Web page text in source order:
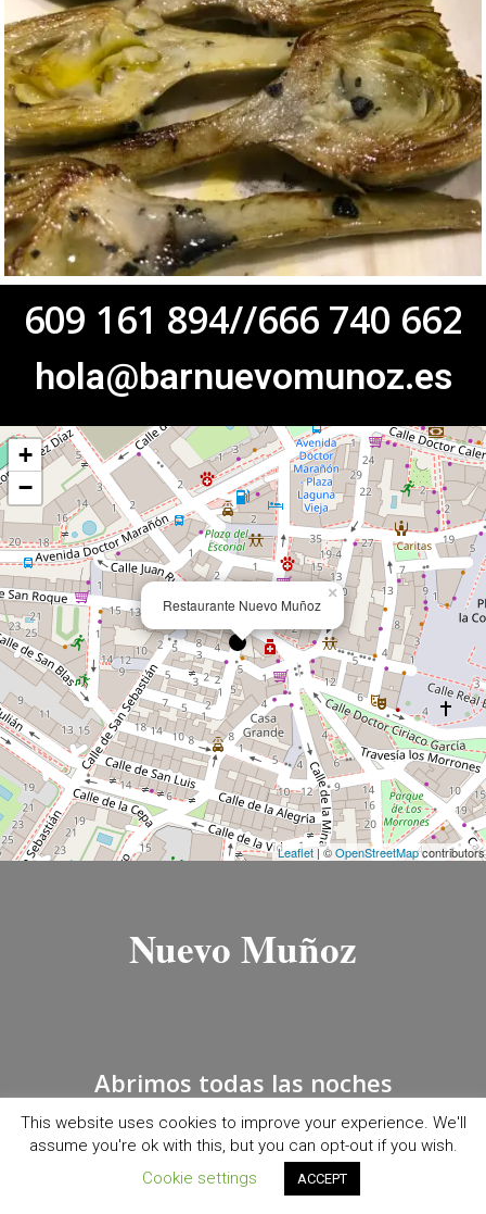
609 161 894//666 740 662
hola@barnuevomunoz.es
Restaurante Nuevo Muñoz
×
+
−
Leaflet | ©OpenStreetMapcontributors
Nuevo Muñoz
Abrimos todas las noches
Lunes:20:30 – 00:30
20:30 – 00:30
Miércoles:20:30 – 00:30
20:30 – 00:30
This website uses cookies to improve your experience. We'll
assume you're ok with this, but you can opt-out if you wish.
Cookie settings
ACCEPT